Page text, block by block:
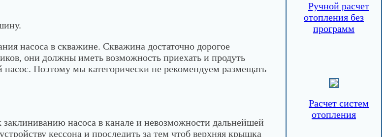
насоса в скважине. Скважина достаточно дорогое
они должны иметь возможность приехать и продуть
Поэтому мы категорически не рекомендуем размещать
насоса в канале и невозможности дальнейшей
кессона и проследить за тем чтоб верхняя крышка
Ручной расчет
отопления без
программ
Расчет систем
отопления